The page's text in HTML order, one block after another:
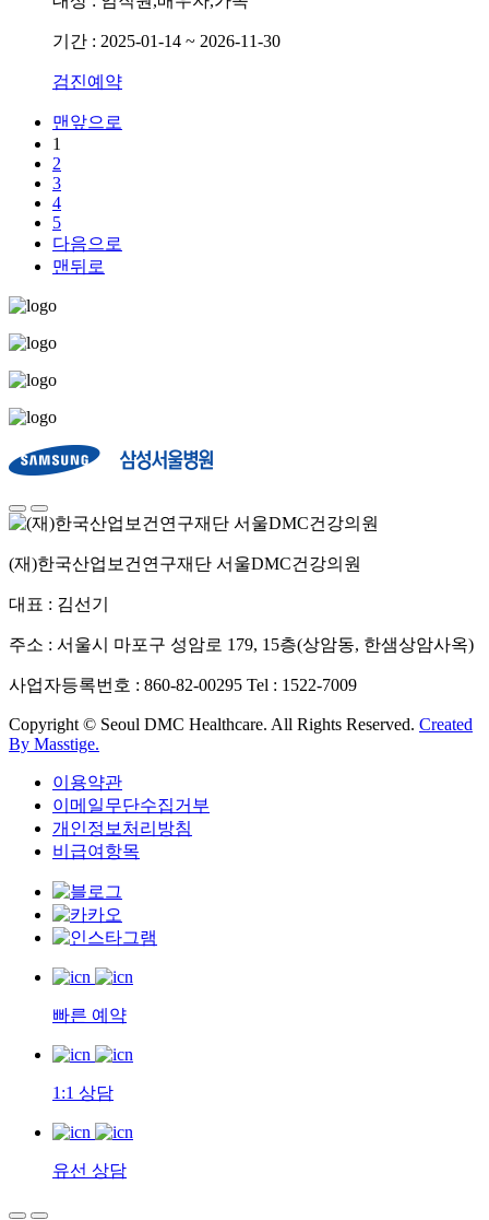
기간 : 2025-01-14 ~ 2026-11-30
검진예약
맨앞으로
1
2
3
4
5
다음으로
맨뒤로
(재)한국산업보건연구재단 서울DMC건강의원
대표 : 김선기
주소 : 서울시 마포구 성암로 179, 15층(상암동, 한샘상암사옥)
사업자등록번호 : 860-82-00295 Tel : 1522-7009
Copyright © Seoul DMC Healthcare. All Rights Reserved. Created
By Masstige.
이용약관
이메일무단수집거부
개인정보처리방침
비급여항목
빠른 예약
1:1 상담
유선 상담